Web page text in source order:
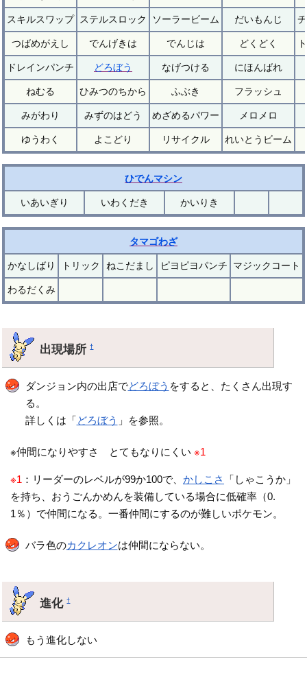
スキルスワップ ステルスロック ソーラービーム だいもんじ
つばめがえし でんげきは でんじは どくどく
ドレインパンチ どろぼう なげつける にほんばれ
ねむる ひみつのちから ふぶき フラッシュ
みがわり みずのはどう めざめるパワー メロメロ
ゆうわく よこどり リサイクル れいとうビーム
ひでんマシン
いあいぎり いわくだき かいりき
タマゴわざ
かなしばり トリック ねこだまし ピヨピヨパンチ マジックコート
わるだくみ
出現場所†
ダンジョン内の出店でどろぼう をすると、たくさん出現す
る。
詳しくは「どろぼう 」を参照。
※仲間になりやすさ とてもなりにくい※1
※1 ：リーダーのレベルが99か100で、かしこさ
「しゃこうか」
を持ち、おうごんかめんを装備している場合に低確率（0.
1％）で仲間になる。一番仲間にするのが難しいポケモン。
バラ色のカクレオンは仲間にならない。
進化†
もう進化しない